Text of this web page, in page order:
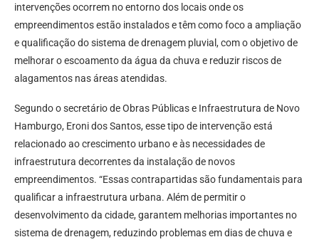
intervenções ocorrem no entorno dos locais onde os
empreendimentos estão instalados e têm como foco a ampliação
e qualificação do sistema de drenagem pluvial, com o objetivo de
melhorar o escoamento da água da chuva e reduzir riscos de
alagamentos nas áreas atendidas.
Segundo o secretário de Obras Públicas e Infraestrutura de Novo
Hamburgo, Eroni dos Santos, esse tipo de intervenção está
relacionado ao crescimento urbano e às necessidades de
infraestrutura decorrentes da instalação de novos
empreendimentos. “Essas contrapartidas são fundamentais para
qualificar a infraestrutura urbana. Além de permitir o
desenvolvimento da cidade, garantem melhorias importantes no
sistema de drenagem, reduzindo problemas em dias de chuva e